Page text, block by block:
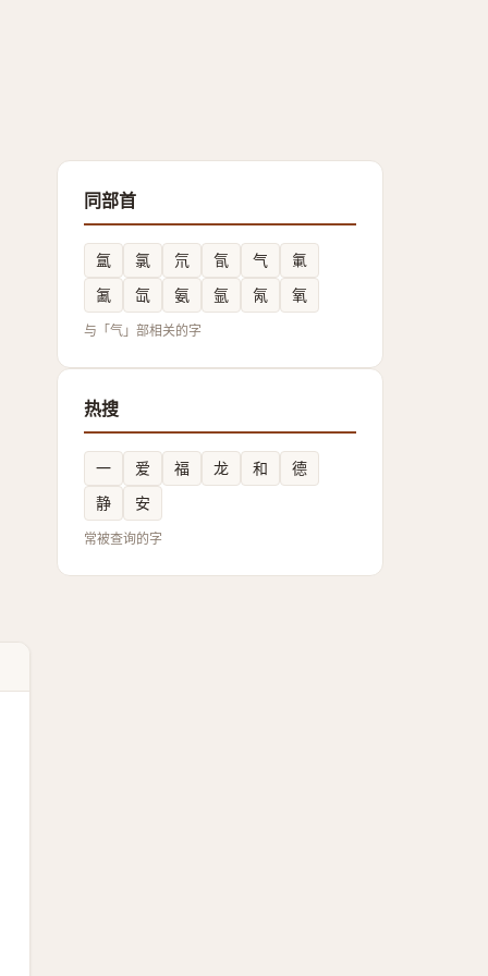
同部首
氲 氯 氘 氜 气
氭
㲶
氙 氨 氩 氝 氧
与「气」部相关的字
热搜
一 爱 福 龙 和
德
静
安
常被查询的字